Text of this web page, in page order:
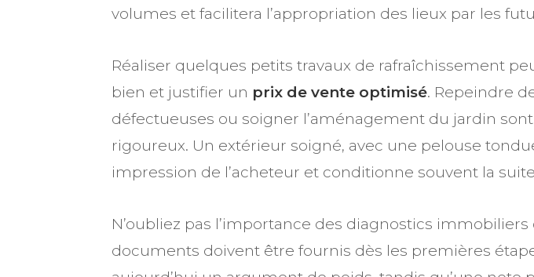
volumes et facilitera l’appropriation des lieux par les
Réaliser quelques petits travaux de rafraîchissement
bien et justifier un prix de vente optimisé. Repeindre
défectueuses ou soigner l’aménagement du jardin
rigoureux. Un extérieur soigné, avec une pelouse
impression de l’acheteur et conditionne souvent la
N’oubliez pas l’importance des diagnostics
documents doivent être fournis dès les premières